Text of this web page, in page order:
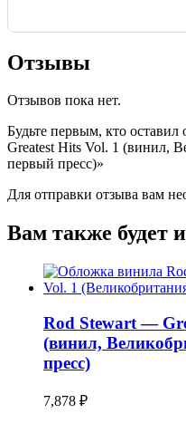
Отзывы
Отзывов пока нет.
Будьте первым, кто
Greatest Hits Vol. 1 (винил,
первый пресс)»
Для отправки отзыва вам
Вам также будет
Rod Stewart —
(винил,
пресс)
7,878 ₽